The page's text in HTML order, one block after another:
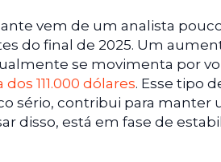
vem de um analista
do final de 2025. Um
se movimenta por
111.000 dólares. Esse tipo
sério, contribui para manter
disso, está em fase de